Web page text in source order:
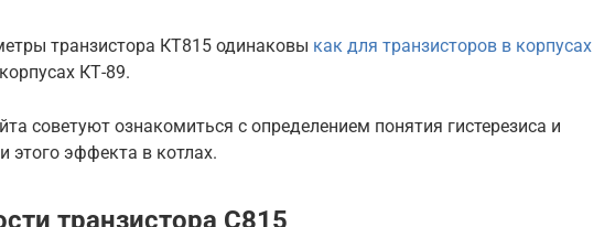
транзистора КТ815 одинаковы как для транзисторов в корпусах
КТ-89.
советуют ознакомиться с определением понятия гистерезиса и
этого эффекта в котлах.
транзистора C815